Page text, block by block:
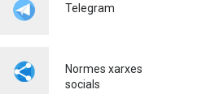
Telegram
Normes xarxes
socials